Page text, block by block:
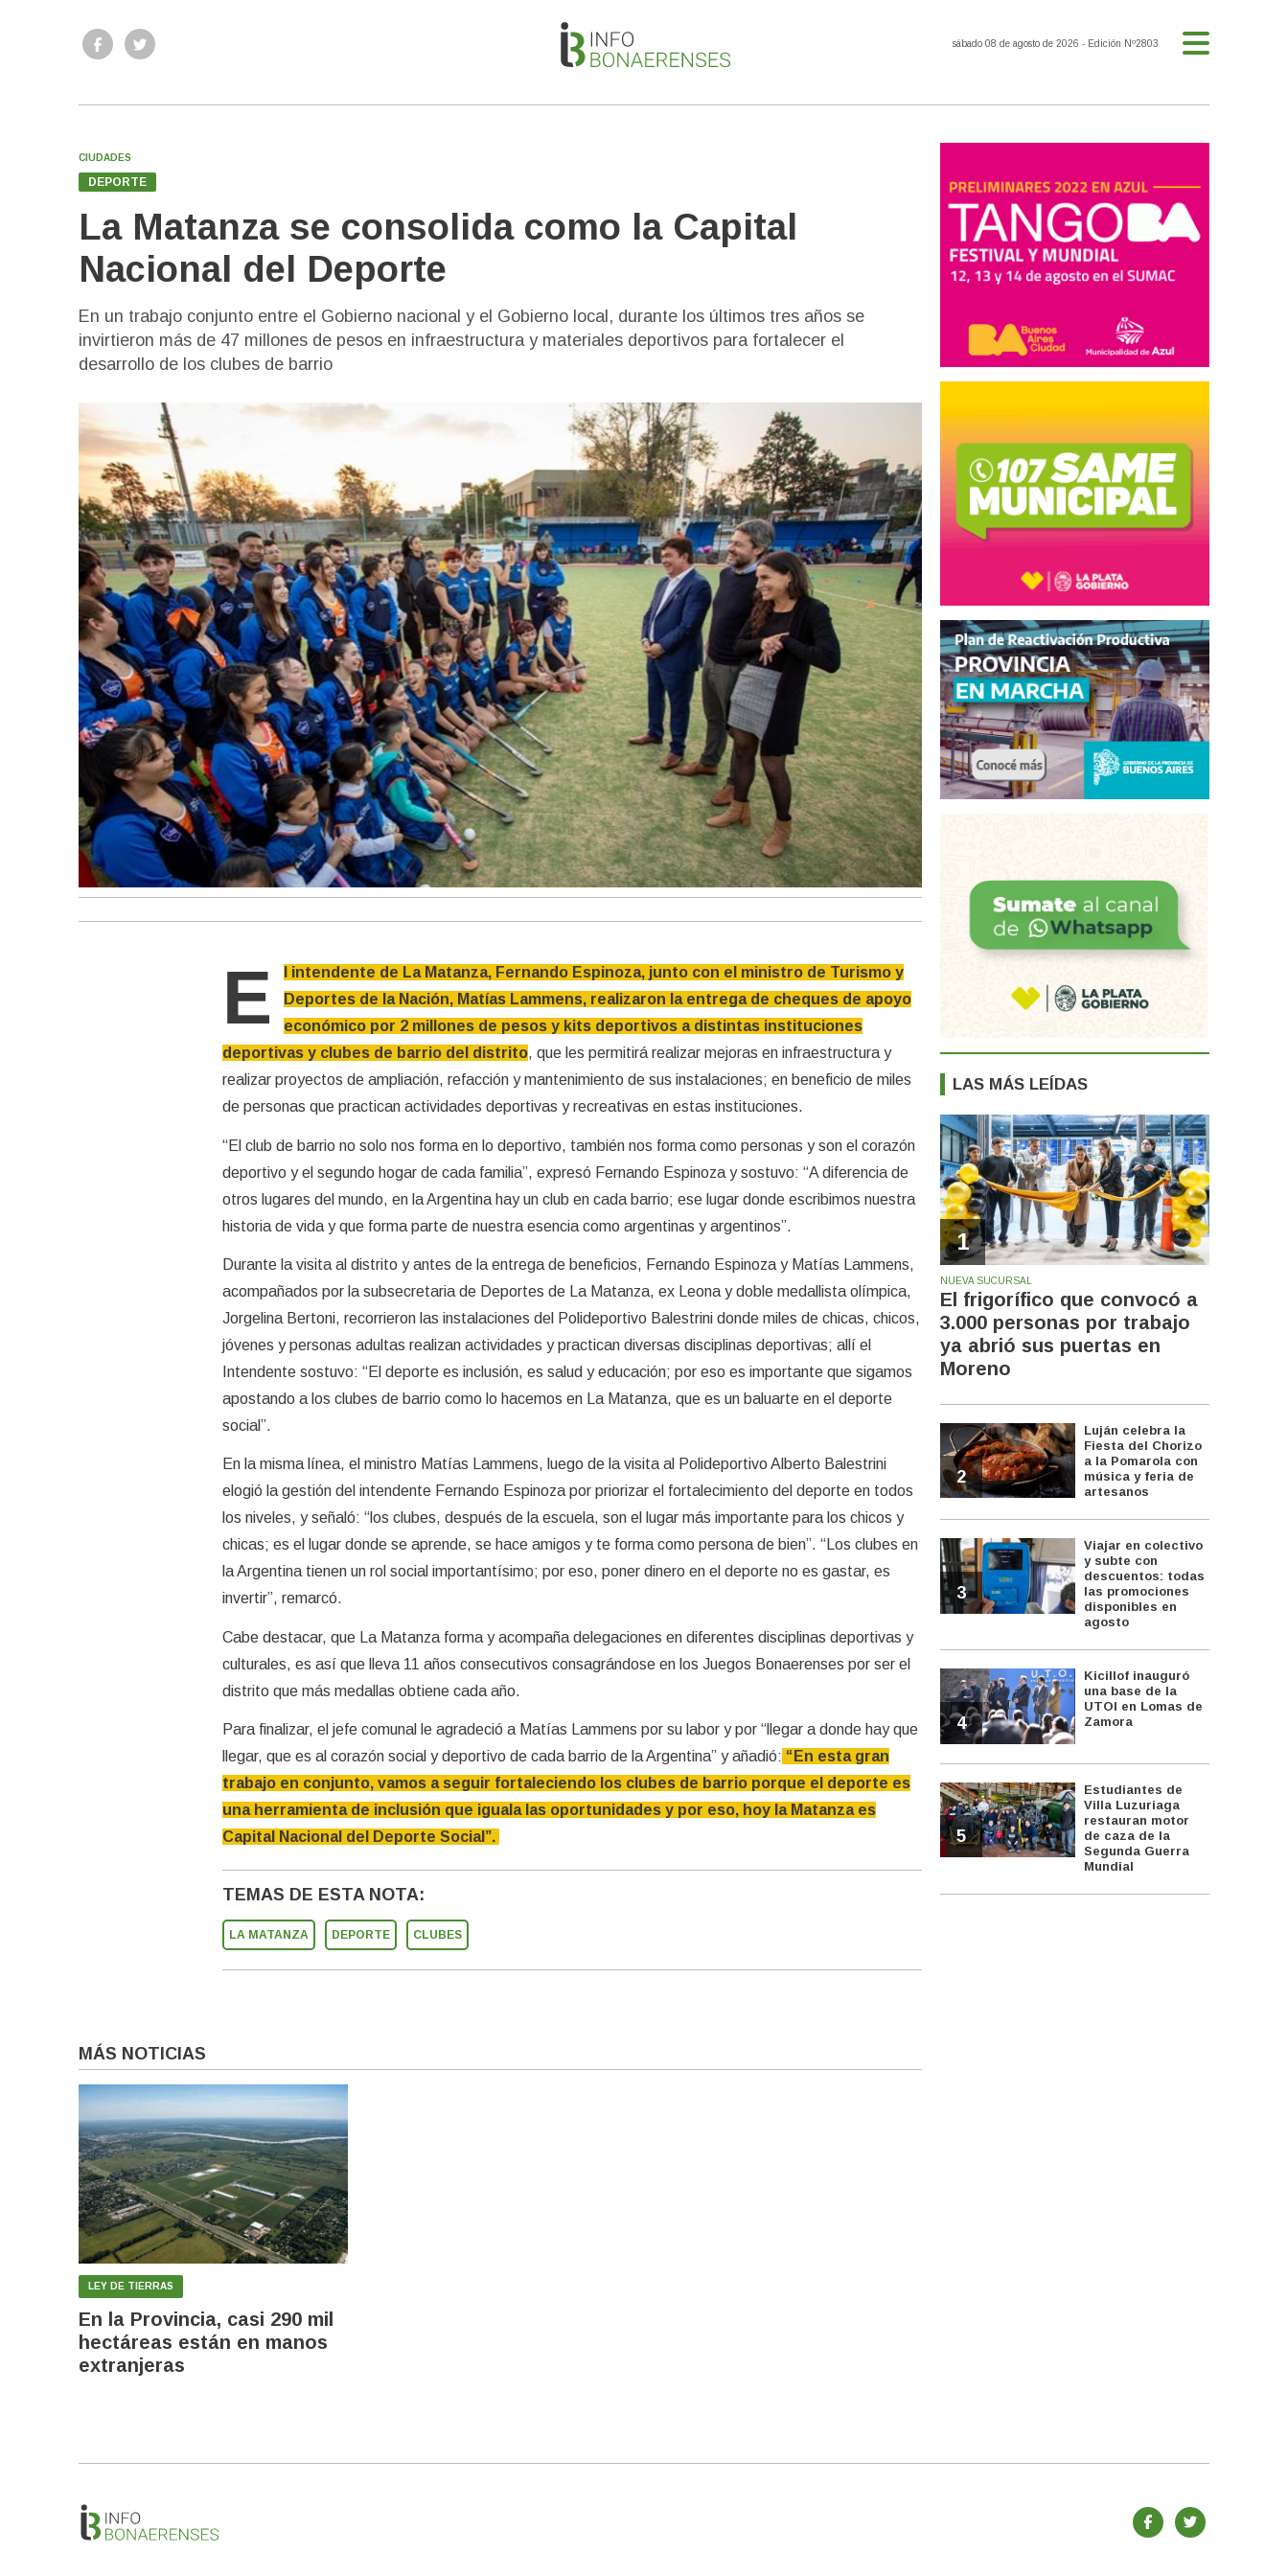
sábado 08 de agosto de 2026 - Edición Nº2803
CIUDADES
DEPORTE
La Matanza se consolida como la Capital
Nacional del Deporte
En un trabajo conjunto entre el Gobierno nacional y el Gobierno local, durante los últimos tres años se
invirtieron más de 47 millones de pesos en infraestructura y materiales deportivos para fortalecer el
desarrollo de los clubes de barrio
E
l intendente de La Matanza, Fernando Espinoza, junto con el ministro de Turismo y
Deportes de la Nación, Matías Lammens, realizaron la entrega de cheques de apoyo
económico por 2 millones de pesos y kits deportivos a distintas instituciones
deportivas y clubes de barrio del distrito, que les permitirá realizar mejoras en infraestructura y
realizar proyectos de ampliación, refacción y mantenimiento de sus instalaciones; en beneficio de miles
de personas que practican actividades deportivas y recreativas en estas instituciones.
“El club de barrio no solo nos forma en lo deportivo, también nos forma como personas y son el corazón
deportivo y el segundo hogar de cada familia”, expresó Fernando Espinoza y sostuvo: “A diferencia de
otros lugares del mundo, en la Argentina hay un club en cada barrio; ese lugar donde escribimos nuestra
historia de vida y que forma parte de nuestra esencia como argentinas y argentinos”.
Durante la visita al distrito y antes de la entrega de beneficios, Fernando Espinoza y Matías Lammens,
acompañados por la subsecretaria de Deportes de La Matanza, ex Leona y doble medallista olímpica,
Jorgelina Bertoni, recorrieron las instalaciones del Polideportivo Balestrini donde miles de chicas, chicos,
jóvenes y personas adultas realizan actividades y practican diversas disciplinas deportivas; allí el
Intendente sostuvo: “El deporte es inclusión, es salud y educación; por eso es importante que sigamos
apostando a los clubes de barrio como lo hacemos en La Matanza, que es un baluarte en el deporte
social”.
En la misma línea, el ministro Matías Lammens, luego de la visita al Polideportivo Alberto Balestrini
elogió la gestión del intendente Fernando Espinoza por priorizar el fortalecimiento del deporte en todos
los niveles, y señaló: “los clubes, después de la escuela, son el lugar más importante para los chicos y
chicas; es el lugar donde se aprende, se hace amigos y te forma como persona de bien”. “Los clubes en
la Argentina tienen un rol social importantísimo; por eso, poner dinero en el deporte no es gastar, es
invertir”, remarcó.
Cabe destacar, que La Matanza forma y acompaña delegaciones en diferentes disciplinas deportivas y
culturales, es así que lleva 11 años consecutivos consagrándose en los Juegos Bonaerenses por ser el
distrito que más medallas obtiene cada año.
Para finalizar, el jefe comunal le agradeció a Matías Lammens por su labor y por “llegar a donde hay que
llegar, que es al corazón social y deportivo de cada barrio de la Argentina” y añadió: “En esta gran
trabajo en conjunto, vamos a seguir fortaleciendo los clubes de barrio porque el deporte es
una herramienta de inclusión que iguala las oportunidades y por eso, hoy la Matanza es
Capital Nacional del Deporte Social”.
TEMAS DE ESTA NOTA:
LA MATANZA DEPORTE CLUBES
MÁS NOTICIAS
LEY DE TIERRAS
En la Provincia, casi 290 mil
hectáreas están en manos
extranjeras
LAS MÁS LEÍDAS
1
NUEVA SUCURSAL
El frigorífico que convocó a
3.000 personas por trabajo
ya abrió sus puertas en
Moreno
2
Luján celebra la
Fiesta del Chorizo
a la Pomarola con
música y feria de
artesanos
3
Viajar en colectivo
y subte con
descuentos: todas
las promociones
disponibles en
agosto
4
Kicillof inauguró
una base de la
UTOI en Lomas de
Zamora
5
Estudiantes de
Villa Luzuriaga
restauran motor
de caza de la
Segunda Guerra
Mundial